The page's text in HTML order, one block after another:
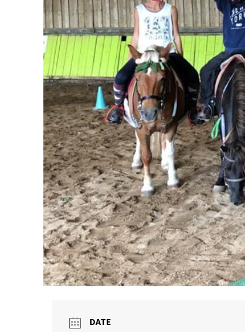
DATE